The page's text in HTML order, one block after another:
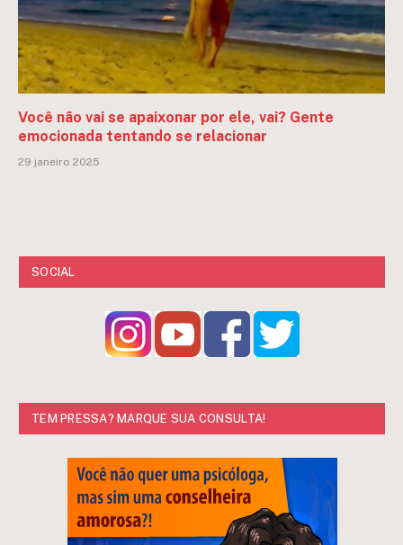
Você não vai se apaixonar por ele, vai? Gente
emocionada tentando se relacionar
29 janeiro 2025
SOCIAL
TEM PRESSA? MARQUE SUA CONSULTA!